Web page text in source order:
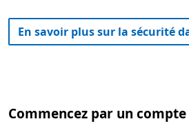
En savoir plus sur la sécurité
Commencez par un